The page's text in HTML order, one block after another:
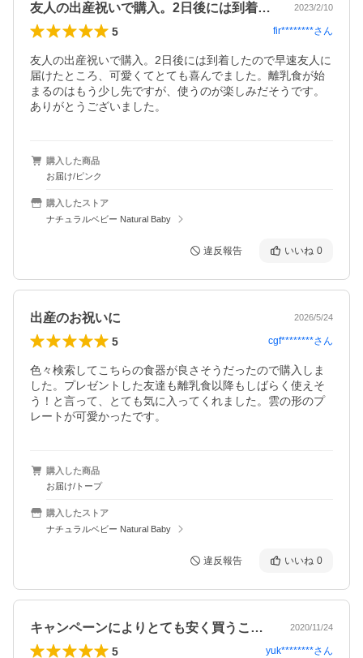
友人の出産祝いで購入。2日後には到着し… 2023/2/10
5 fir********さん
友人の出産祝いで購入。2日後には到着したので早速友人に
届けたところ、可愛くてとても喜んでました。離乳食が始
まるのはもう少し先ですが、使うのが楽しみだそうです。
ありがとうございました。
購入した商品
お届け/ピンク
購入したストア
ナチュラルベビー Natural Baby
違反報告 いいね 0
出産のお祝いに 2026/5/24
5 cgf********さん
色々検索してこちらの食器が良さそうだったので購入しま
した。プレゼントした友達も離乳食以降もしばらく使えそ
う！と言って、とても気に入ってくれました。雲の形のプ
レートが可愛かったです。
購入した商品
お届け/トープ
購入したストア
ナチュラルベビー Natural Baby
違反報告 いいね 0
キャンペーンによりとても安く買うことが… 2020/11/24
5 yuk********さん